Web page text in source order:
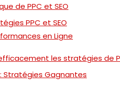
de PPC et SEO
PPC et SEO
en Ligne
les stratégies de
Stratégies Gagnantes